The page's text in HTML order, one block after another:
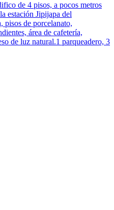
de 4 pisos, a pocos metros
estación Jipijapa del
pisos de porcelanato,
área de cafetería,
de luz natural.1 parqueadero, 3